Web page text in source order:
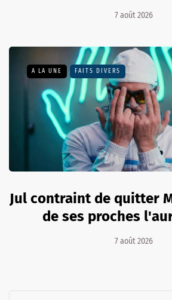
7 août 2026
A LA UNE FAITS DIVERS
Jul contraint de quitter
de ses proches
7 août 2026